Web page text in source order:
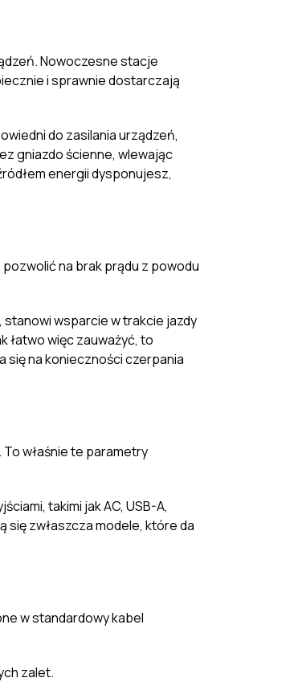
Nowoczesne stacje
i sprawnie dostarczają
do zasilania urządzeń,
gniazdo ścienne, wlewając
energii dysponujesz,
na brak prądu z powodu
wsparcie w trakcie jazdy
łatwo więc zauważyć, to
się na konieczności czerpania
właśnie te parametry
takimi jak AC, USB-A,
się zwłaszcza modele, które da
w standardowy kabel
zalet.